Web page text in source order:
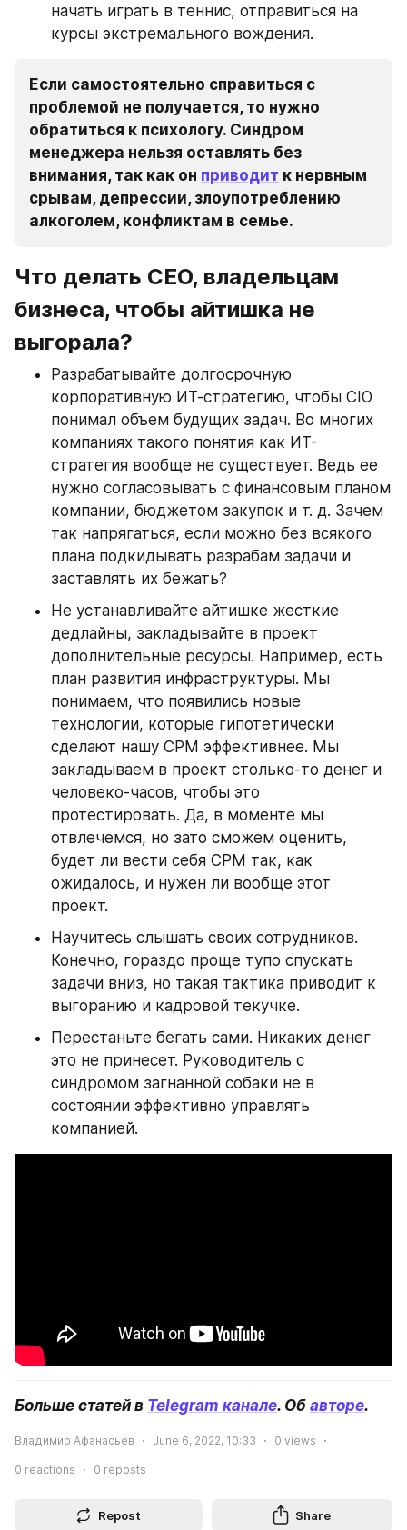
начать играть в теннис, отправиться на
курсы экстремального вождения.
Если самостоятельно справиться с
проблемой не получается, то нужно
обратиться к психологу. Синдром
менеджера нельзя оставлять без
внимания, так как он приводит к нервным
срывам, депрессии, злоупотреблению
алкоголем, конфликтам в семье.
Что делать СЕО, владельцам
бизнеса, чтобы айтишка не
выгорала?
Разрабатывайте долгосрочную
корпоративную ИТ-стратегию, чтобы CIO
понимал объем будущих задач. Во многих
компаниях такого понятия как ИТ-
стратегия вообще не существует. Ведь ее
нужно согласовывать с финансовым планом
компании, бюджетом закупок и т. д. Зачем
так напрягаться, если можно без всякого
плана подкидывать разрабам задачи и
заставлять их бежать?
Не устанавливайте айтишке жесткие
дедлайны, закладывайте в проект
дополнительные ресурсы. Например, есть
план развития инфраструктуры. Мы
понимаем, что появились новые
технологии, которые гипотетически
сделают нашу СРМ эффективнее. Мы
закладываем в проект столько-то денег и
человеко-часов, чтобы это
протестировать. Да, в моменте мы
отвлечемся, но зато сможем оценить,
будет ли вести себя СРМ так, как
ожидалось, и нужен ли вообще этот
проект.
Научитесь слышать своих сотрудников.
Конечно, гораздо проще тупо спускать
задачи вниз, но такая тактика приводит к
выгоранию и кадровой текучке.
Перестаньте бегать сами. Никаких денег
это не принесет. Руководитель с
синдромом загнанной собаки не в
состоянии эффективно управлять
компанией.
Больше статей в Telegram канале. Об авторе.
Владимир Афанасьев June 6, 2022, 10:33 0 views
0 reactions 0 reposts
Repost Share